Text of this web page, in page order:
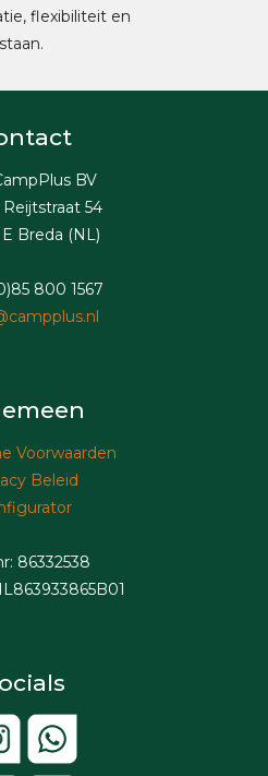
flexibiliteit en
BV
54
Breda (NL)
800 1567
Voorwaarden
Beleid
86332538